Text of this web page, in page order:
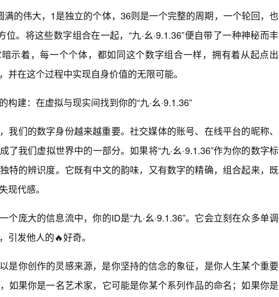
满的伟大，1是独立的个体，36则是一个完整的周期，一个轮回，也
位。将这些数字组合在一起，“九·幺·9.1.36”便自带了一种神秘而丰
示着，每一个个体，都如同这个数字组合一样，拥有着从起点出
并在这个过程中实现自身价值的无限可能。
构建：在虚拟与现实间找到你的“九·幺·9.1.36”
我们的数字身份越来越重要。社交媒体的账号、在线平台的昵称、
了我们虚拟世界中的一部分。如果将“九·幺·9.1.36”作为你的数字标
特的辨识度。它既有中文的韵味，又有数字的精确，组合起来，既
现代感。
个庞大的信息流中，你的ID是“九·幺·9.1.36”。它会立刻在众多单调
引发他人的🔥好奇。
是你创作的灵感来源，是你坚持的信念的象征，是你人生某个重要
如果你是一名艺术家，它可能是你某个系列作品的命名；如果你是